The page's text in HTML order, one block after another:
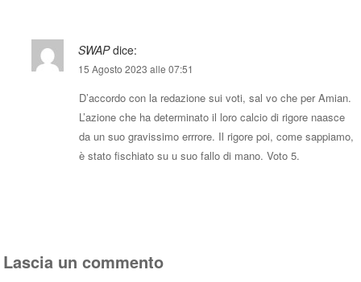
SWAP dice:
15 Agosto 2023 alle 07:51
D’accordo con la redazione sui voti, sal vo che per Amian.
L’azione che ha determinato il loro calcio di rigore naasce
da un suo gravissimo errrore. Il rigore poi, come sappiamo,
è stato fischiato su u suo fallo di mano. Voto 5.
Lascia un commento